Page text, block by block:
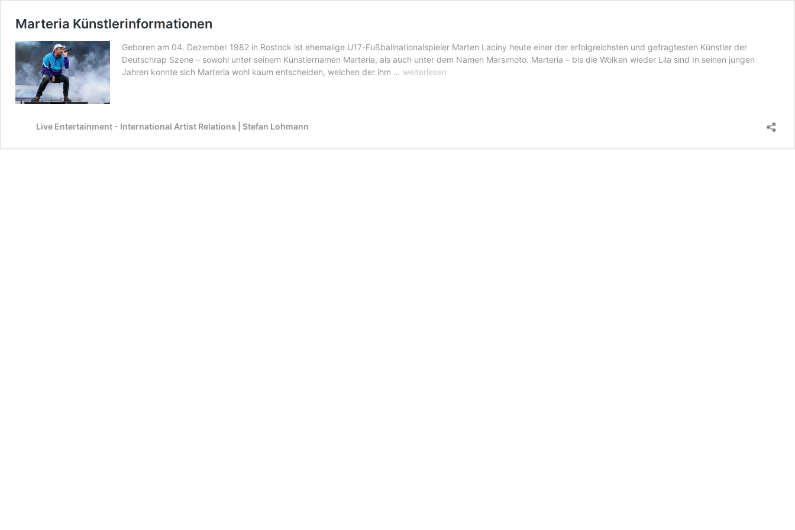
Marteria Künstlerinformationen
Geboren am 04. Dezember 1982 in Rostock ist ehemalige U17-Fußballnationalspieler Marten Laciny heute einer der erfolgreichsten und gefragtesten Künstler der
Deutschrap Szene – sowohl unter seinem Künstlernamen Marteria, als auch unter dem Namen Marsimoto. Marteria – bis die Wolken wieder Lila sind In seinen jungen
Jahren konnte sich Marteria wohl kaum entscheiden, welchen der ihm … Marteria
weiterlesen
Live Entertainment - International Artist Relations | Stefan Lohmann